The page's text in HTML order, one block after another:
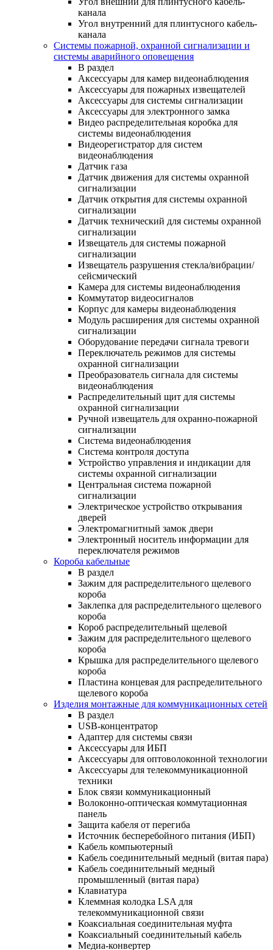
канала
Угол внутренний для плинтусного кабель-
канала
Системы пожарной, охранной сигнализации и
системы аварийного оповещения
В раздел
Аксессуары для камер видеонаблюдения
Аксессуары для пожарных извещателей
Аксессуары для системы сигнализации
Аксессуары для электронного замка
Видео распределительная коробка для
системы видеонаблюдения
Видеорегистратор для систем
видеонаблюдения
Датчик газа
Датчик движения для системы охранной
сигнализации
Датчик открытия для системы охранной
сигнализации
Датчик технический для системы охранной
сигнализации
Извещатель для системы пожарной
сигнализации
Извещатель разрушения стекла/вибрации/
сейсмический
Камера для системы видеонаблюдения
Коммутатор видеосигналов
Корпус для камеры видеонаблюдения
Модуль расширения для системы охранной
сигнализации
Оборудование передачи сигнала тревоги
Переключатель режимов для системы
охранной сигнализации
Преобразователь сигнала для системы
видеонаблюдения
Распределительный щит для системы
охранной сигнализации
Ручной извещатель для охранно-пожарной
сигнализации
Система видеонаблюдения
Система контроля доступа
Устройство управления и индикации для
системы охранной сигнализации
Центральная система пожарной
сигнализации
Электрическое устройство открывания
дверей
Электромагнитный замок двери
Электронный носитель информации для
переключателя режимов
Короба кабельные
В раздел
Зажим для распределительного щелевого
короба
Заклепка для распределительного щелевого
короба
Короб распределительный щелевой
Зажим для распределительного щелевого
короба
Крышка для распределительного щелевого
короба
Пластина концевая для распределительного
щелевого короба
Изделия монтажные для коммуникационных сетей
В раздел
USB-концентратор
Адаптер для системы связи
Аксессуары для ИБП
Аксессуары для оптоволоконной технологии
Аксессуары для телекоммуникационной
техники
Блок связи коммуникационный
Волоконно-оптическая коммутационная
панель
Защита кабеля от перегиба
Источник бесперебойного питания (ИБП)
Кабель компьютерный
Кабель соединительный медный (витая пара)
Кабель соединительный медный
промышленный (витая пара)
Клавиатура
Клеммная колодка LSA для
телекоммуникационной связи
Коаксиальная соединительная муфта
Коаксиальный соединительный кабель
Медиа-конвертер